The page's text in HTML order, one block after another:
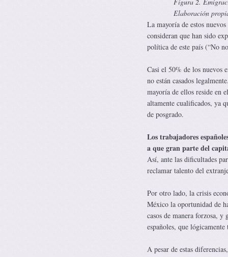
Elaboración
La mayoría de estos
consideran que han sido
política de este país (“No
Casi el 50% de los nuevos
no están casados
mayoría de ellos reside en
altamente cualificados, ya
de posgrado.
Los trabajadores
a que gran parte del
Así, ante las dificultades
reclamar talento del
Por otro lado, la crisis
México la oportunidad de
casos de manera forzosa,
españoles, que
A pesar de estas